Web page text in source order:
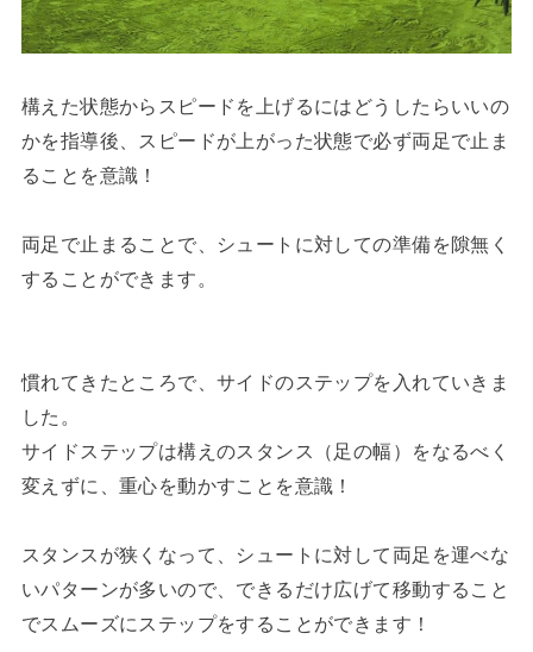
構えた状態からスピードを上げるにはどうしたらいいの
かを指導後、スピードが上がった状態で必ず両足で止ま
ることを意識！
両足で止まることで、シュートに対しての準備を隙無く
することができます。
慣れてきたところで、サイドのステップを入れていきま
した。
サイドステップは構えのスタンス（足の幅）をなるべく
変えずに、重心を動かすことを意識！
スタンスが狭くなって、シュートに対して両足を運べな
いパターンが多いので、できるだけ広げて移動すること
でスムーズにステップをすることができます！